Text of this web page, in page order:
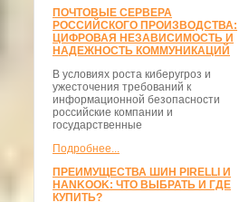
ПОЧТОВЫЕ СЕРВЕРА
РОССИЙСКОГО ПРОИЗВОДСТВА:
ЦИФРОВАЯ НЕЗАВИСИМОСТЬ И
НАДЕЖНОСТЬ КОММУНИКАЦИЙ
В условиях роста киберугроз и
ужесточения требований к
информационной безопасности
российские компании и
государственные
Подробнее...
ПРЕИМУЩЕСТВА ШИН PIRELLI И
HANKOOK: ЧТО ВЫБРАТЬ И ГДЕ
КУПИТЬ?